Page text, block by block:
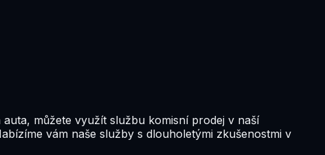
můžete využít službu komisní prodej v naší
vám naše služby s dlouholetými zkušenostmi v